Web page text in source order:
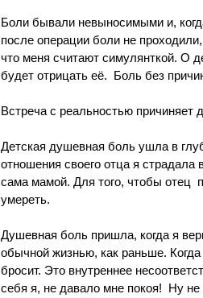
Боли бывали невыносимыми и,
после операции боли не
что меня считают симулянткой. О
будет отрицать её.  Боль без
Встреча с реальностью причиняет
Детская душевная боль ушла в
отношения своего отца я страдала
сама мамой. Для того, чтобы отец
умереть.
Душевная боль пришла, когда я
обычной жизнью, как раньше.
бросит. Это внутреннее
себя я, не давало мне покоя!  Ну